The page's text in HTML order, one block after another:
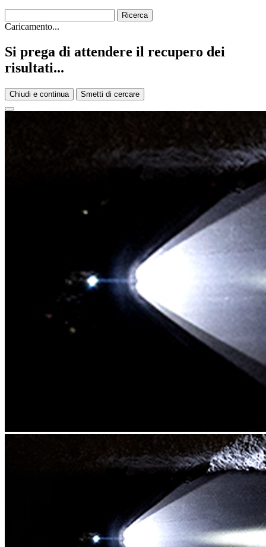
Caricamento...
Si prega di attendere il recupero dei
risultati...
Chiudi e continua Smetti di cercare